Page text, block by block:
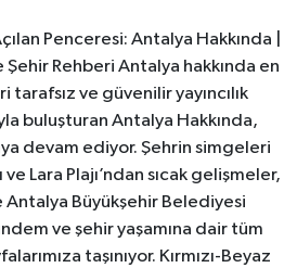
Penceresi: Antalya Hakkında |
Şehir Rehberi Antalya hakkında en
ve güvenilir yayıncılık
buluşturan Antalya Hakkında,
devam ediyor. Şehrin simgeleri
Lara Plajı’ndan sıcak gelişmeler,
Antalya Büyükşehir Belediyesi
ve şehir yaşamına dair tüm
taşınıyor. Kırmızı-Beyaz